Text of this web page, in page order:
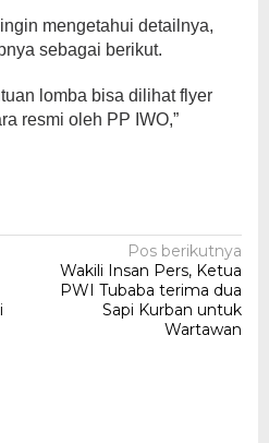
mengetahui detailnya,
sebagai berikut.
lomba bisa dilihat flyer
resmi oleh PP IWO,”
Pos berikutnya
Wakili Insan Pers, Ketua
PWI Tubaba terima dua
Sapi Kurban untuk
Wartawan